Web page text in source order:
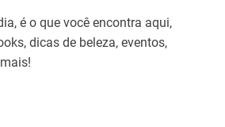
é o que você encontra aqui,
dicas de beleza, eventos,